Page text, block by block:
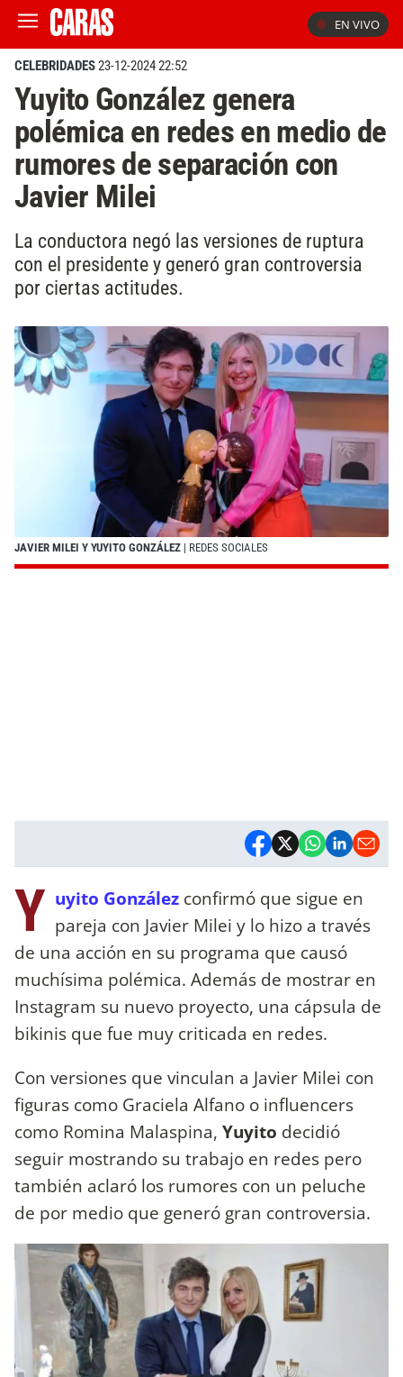
EN VIVO
CELEBRIDADES23-12-2024 22:52
Yuyito González genera
polémica en redes en medio de
rumores de separación con
Javier Milei
La conductora negó las versiones de ruptura
con el presidente y generó gran controversia
por ciertas actitudes.
JAVIER MILEI Y YUYITO GONZÁLEZ | REDES SOCIALES
Y uyito González confirmó que sigue en
pareja con Javier Milei y lo hizo a través
de una acción en su programa que causó
muchísima polémica. Además de mostrar en
Instagram su nuevo proyecto, una cápsula de
bikinis que fue muy criticada en redes.
Con versiones que vinculan a Javier Milei con
figuras como Graciela Alfano o influencers
como Romina Malaspina, Yuyito decidió
seguir mostrando su trabajo en redes pero
también aclaró los rumores con un peluche
de por medio que generó gran controversia.